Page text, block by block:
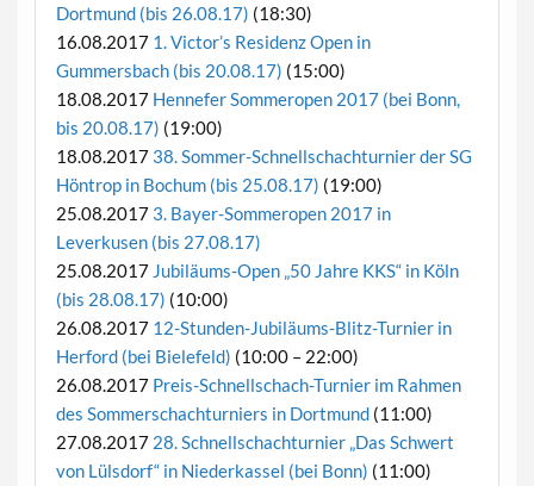
Dortmund (bis 26.08.17) (18:30)
16.08.2017 1. Victor’s Residenz Open in
Gummersbach (bis 20.08.17) (15:00)
18.08.2017 Hennefer Sommeropen 2017 (bei Bonn,
bis 20.08.17) (19:00)
18.08.2017 38. Sommer-Schnellschachturnier der SG
Höntrop in Bochum (bis 25.08.17) (19:00)
25.08.2017 3. Bayer-Sommeropen 2017 in
Leverkusen (bis 27.08.17)
25.08.2017 Jubiläums-Open „50 Jahre KKS“ in Köln
(bis 28.08.17) (10:00)
26.08.2017 12-Stunden-Jubiläums-Blitz-Turnier in
Herford (bei Bielefeld) (10:00 – 22:00)
26.08.2017 Preis-Schnellschach-Turnier im Rahmen
des Sommerschachturniers in Dortmund (11:00)
27.08.2017 28. Schnellschachturnier „Das Schwert
von Lülsdorf“ in Niederkassel (bei Bonn) (11:00)